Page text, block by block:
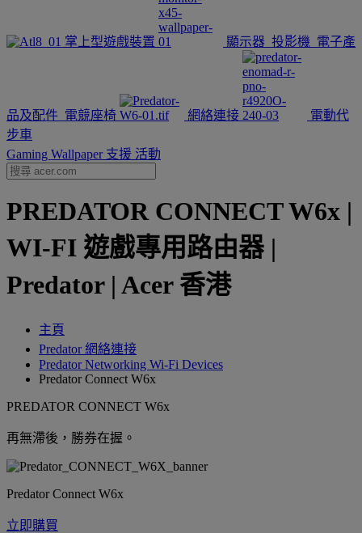
掌上型遊戲裝置 顯示器 投影機 電子產
品及配件 電競座椅 網絡連接
電動代
步車
Gaming Wallpaper 支援 活動
PREDATOR CONNECT W6x |
WI-FI 遊戲專用路由器 |
Predator | Acer 香港
主頁
Predator 網絡連接
Predator Networking Wi-Fi Devices
Predator Connect W6x
PREDATOR CONNECT W6x
再無滯後，勝券在握。
Predator Connect W6x
立即購買